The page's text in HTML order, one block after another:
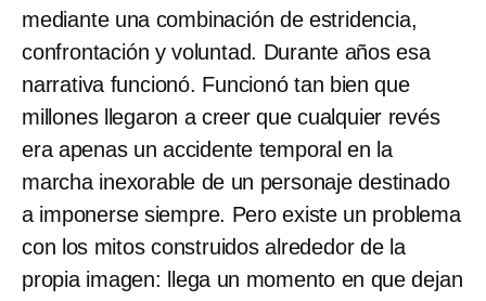
mediante una combinación de estridencia,
confrontación y voluntad. Durante años esa
narrativa funcionó. Funcionó tan bien que
millones llegaron a creer que cualquier revés
era apenas un accidente temporal en la
marcha inexorable de un personaje destinado
a imponerse siempre. Pero existe un problema
con los mitos construidos alrededor de la
propia imagen: llega un momento en que dejan